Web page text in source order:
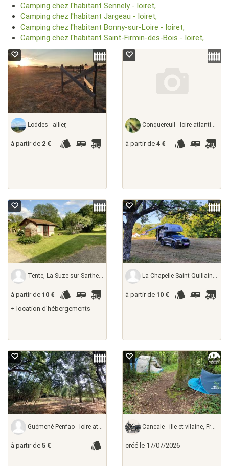
Camping chez l'habitant Sennely - loiret,
Camping chez l'habitant Jargeau - loiret,
Camping chez l'habitant Bonny-sur-Loire - loiret,
Camping chez l'habitant Saint-Firmin-des-Bois - loiret,
Loddes - allier,
à partir de 2 €
Conquereuil - loire-atlantique, France
à partir de 4 €
Tente, La Suze-sur-Sarthe - sarthe, France
à partir de 10 €
+ location d'hébergements
La Chapelle-Saint-Quillain - haute-saône,
à partir de 10 €
Guémené-Penfao - loire-atlantique,
à partir de 5 €
Cancale - ille-et-vilaine, France
créé le 17/07/2026